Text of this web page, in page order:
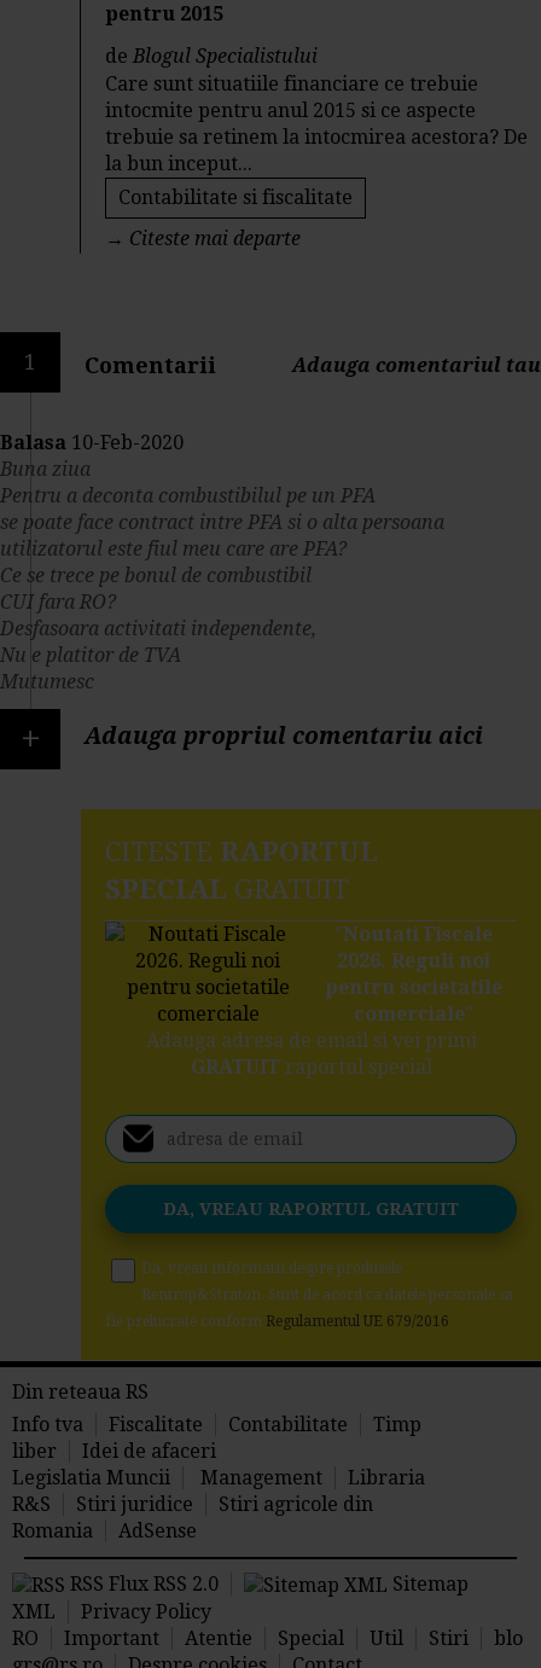
pentru 2015
deBlogul Specialistului
Care sunt situatiile financiare ce trebuie
intocmite pentru anul 2015 si ce aspecte
trebuie sa retinem la intocmirea acestora? De
la bun inceput...
Contabilitate si fiscalitate
→ Citeste mai departe
1 Comentarii Adauga comentariul tau
Balasa 10-Feb-2020
Buna ziua
Pentru a deconta combustibilul pe un PFA
se poate face contract intre PFA si o alta persoana
utilizatorul este fiul meu care are PFA?
Ce se trece pe bonul de combustibil
CUI fara RO?
Desfasoara activitati independente,
Nu e platitor de TVA
Mutumesc
+ Adauga propriul comentariu aici
CITESTE RAPORTUL
SPECIAL GRATUIT
"Noutati Fiscale
2026. Reguli noi
pentru societatile
comerciale"
Adauga adresa de email si vei primi
GRATUITraportul special
Da, vreau informatii despre produsele
Rentrop&Straton. Sunt de acord ca datele personale sa
fie prelucrate conform Regulamentul UE 679/2016
Din reteaua RS
Info tva
Fiscalitate Contabilitate
Timp
liber
Idei de afaceri
Legislatia Muncii
Management
Libraria
R&S
Stiri juridice
Stiri agricole din
Romania
AdSense
RSS Flux RSS 2.0
Sitemap
XML
Privacy Policy
RO
Important Atentie Special Util Stiri
blo